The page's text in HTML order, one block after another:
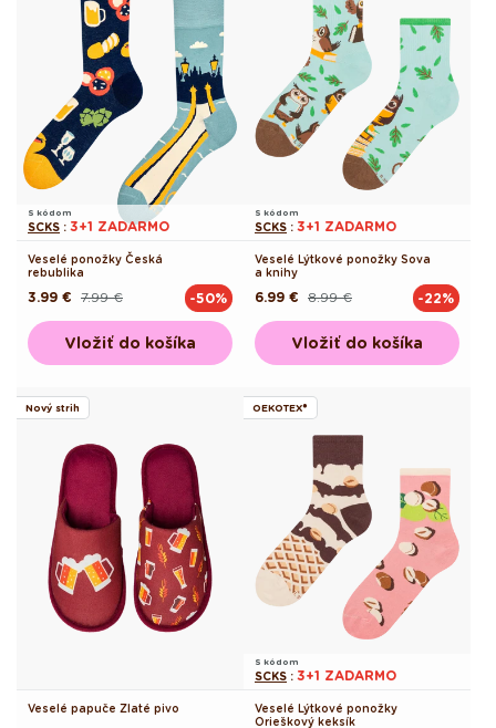
S kódom
SCKS : 3+1 ZADARMO
Veselé ponožky Česká
rebublika
Pôvodná7.99 €
Akciová
3.99 € -50%
Vložiť do košíka
S kódom
SCKS : 3+1 ZADARMO
Veselé Lýtkové ponožky Sova
a knihy
Pôvodná8.99 €
Akciová
6.99 € -22%
Vložiť do košíka
Nový strih
Veselé papuče Zlaté pivo
OEKOTEX®
S kódom
SCKS : 3+1 ZADARMO
Veselé Lýtkové ponožky
Orieškový keksík